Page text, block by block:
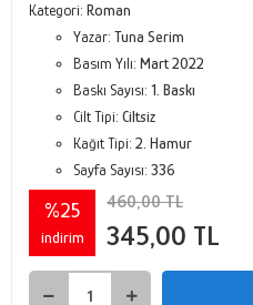
Kategori: Roman
Yazar: Tuna Serim
Basım Yılı: Mart 2022
Baskı Sayısı: 1. Baskı
Cilt Tipi: Ciltsiz
Kağıt Tipi: 2. Hamur
Sayfa Sayısı: 336
%25
indirim
460,00 TL
345,00 TL